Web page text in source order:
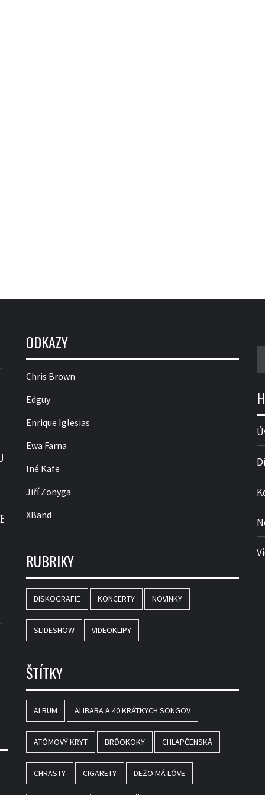
ODKAZY
Chris Brown
Edguy
Enrique Iglesias
Ewa Farna
Iné Kafe
Jiří Zonyga
XBand
RUBRIKY
DISKOGRAFIE KONCERTY NOVINKY
SLIDESHOW VIDEOKLIPY
ŠTÍTKY
ALBUM ALIBABA A 40 KRÁTKYCH SONGOV
ATÓMOVÝ KRYT BRĎOKOKY CHLAPČENSKÁ
CHRASTY CIGARETY DEŽO MÁ LÓVE